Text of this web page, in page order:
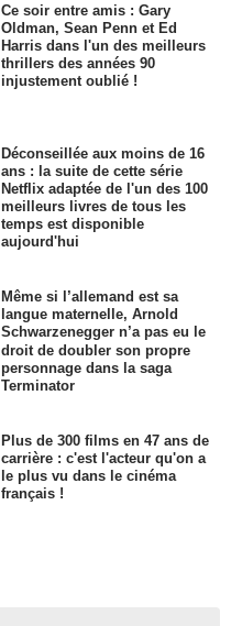
Ce soir entre amis : Gary
Oldman, Sean Penn et Ed
Harris dans l'un des meilleurs
thrillers des années 90
injustement oublié !
Déconseillée aux moins de 16
ans : la suite de cette série
Netflix adaptée de l'un des 100
meilleurs livres de tous les
temps est disponible
aujourd'hui
Même si l’allemand est sa
langue maternelle, Arnold
Schwarzenegger n’a pas eu le
droit de doubler son propre
personnage dans la saga
Terminator
Plus de 300 films en 47 ans de
carrière : c'est l'acteur qu'on a
le plus vu dans le cinéma
français !